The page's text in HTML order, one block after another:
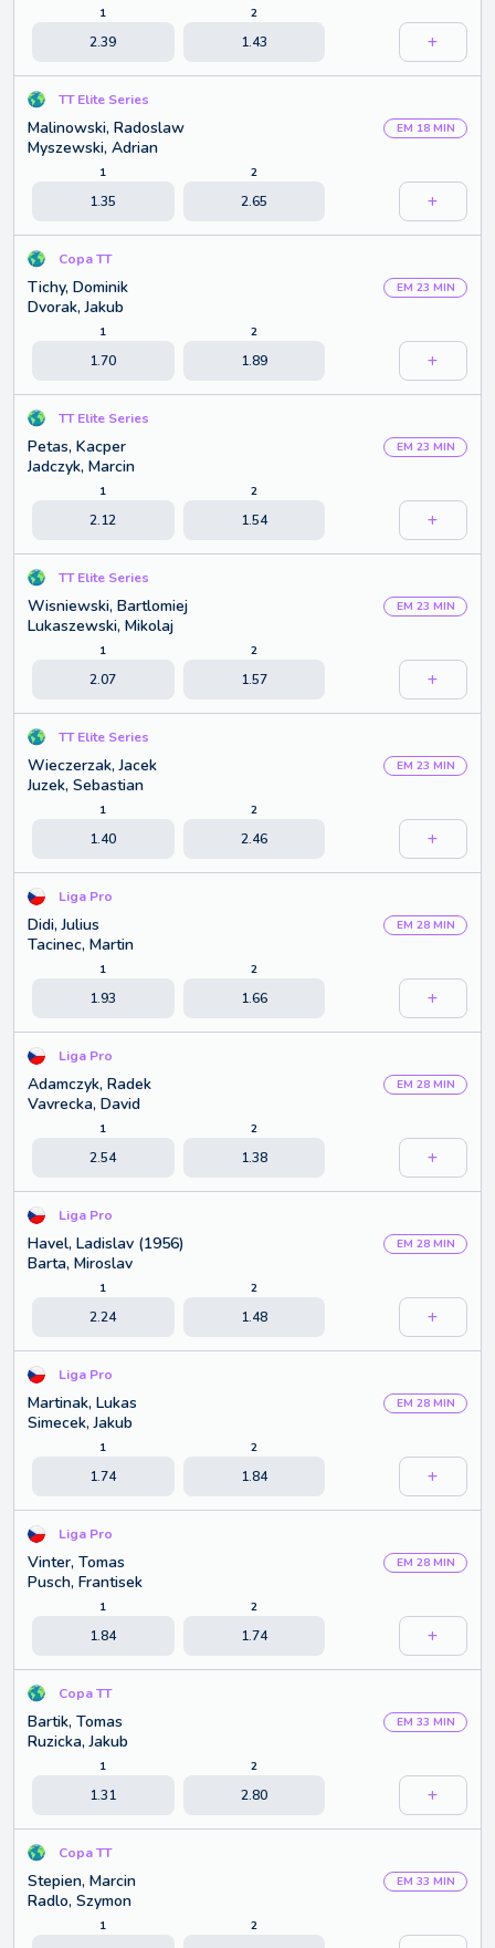
1
2.39
2
1.43
TT Elite Series
Malinowski, Radoslaw
Myszewski, Adrian
EM 18 MIN
1
1.35
2
2.65
Copa TT
Tichy, Dominik
Dvorak, Jakub
EM 23 MIN
1
1.70
2
1.89
TT Elite Series
Petas, Kacper
Jadczyk, Marcin
EM 23 MIN
1
2.12
2
1.54
TT Elite Series
Wisniewski, Bartlomiej
Lukaszewski, Mikolaj
EM 23 MIN
1
2.07
2
1.57
TT Elite Series
Wieczerzak, Jacek
Juzek, Sebastian
EM 23 MIN
1
1.40
2
2.46
Liga Pro
Didi, Julius
Tacinec, Martin
EM 28 MIN
1
1.93
2
1.66
Liga Pro
Adamczyk, Radek
Vavrecka, David
EM 28 MIN
1
2.54
2
1.38
Liga Pro
Havel, Ladislav (1956)
Barta, Miroslav
EM 28 MIN
1
2.24
2
1.48
Liga Pro
Martinak, Lukas
Simecek, Jakub
EM 28 MIN
1
1.74
2
1.84
Liga Pro
Vinter, Tomas
Pusch, Frantisek
EM 28 MIN
1
1.84
2
1.74
Copa TT
Bartik, Tomas
Ruzicka, Jakub
EM 33 MIN
1
1.31
2
2.80
Copa TT
Stepien, Marcin
Radlo, Szymon
EM 33 MIN
1 2